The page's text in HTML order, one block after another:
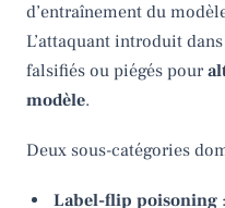
d’entraînement du
L’attaquant introduit
falsifiés ou piégés pour
modèle.
Deux sous-catégories
Label-flip poisoning